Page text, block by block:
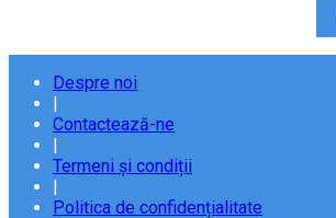
Despre noi
|
Contactează-ne
|
Termeni și condiții
|
Politica de confidențialitate